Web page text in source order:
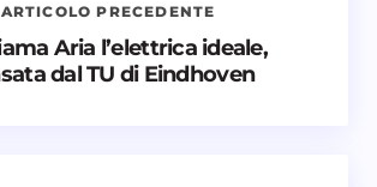
vengono aggiunti nuovi
ARTICOLO PRECEDENTE
Aria l’elettrica ideale,
dal TU di Eindhoven